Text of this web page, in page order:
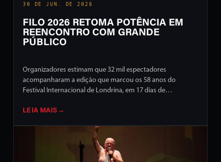
30 DE JUN. DE 2026
FILO 2026 RETOMA POTÊNCIA EM
REENCONTRO COM GRANDE
PÚBLICO
Organizadores estimam que 32 mil espectadores
acompanharam a edição que marcou os 58 anos do
Festival Internacional de Londrina, em 17 dias de
LEIA MAIS →